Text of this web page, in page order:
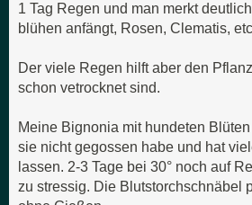
1 Tag Regen und man merkt
blühen anfängt, Rosen, Clematis,
Der viele Regen hilft aber den
schon vetrocknet sind.
Meine Bignonia mit hundeten
sie nicht gegossen habe und hat
lassen. 2-3 Tage bei 30° noch auf
zu stressig. Die Blutstorchschnäbel